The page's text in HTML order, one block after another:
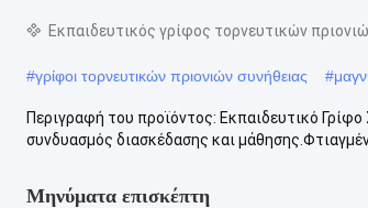
Εκπαιδευτικός γρίφος τορνευτικών
#γρίφοι τορνευτικών πριονιών συνήθειας #
Περιγραφή του προϊόντος: Εκπαιδευτικό Γρίφο
συνδυασμός διασκέδασης και
Μηνύματα επισκέπτη